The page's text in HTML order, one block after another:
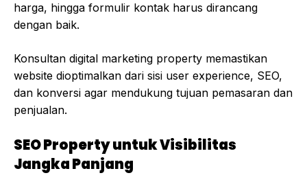
harga, hingga formulir kontak harus dirancang
dengan baik.
Konsultan digital marketing property memastikan
website dioptimalkan dari sisi user experience, SEO,
dan konversi agar mendukung tujuan pemasaran dan
penjualan.
SEO Property untuk Visibilitas
Jangka Panjang